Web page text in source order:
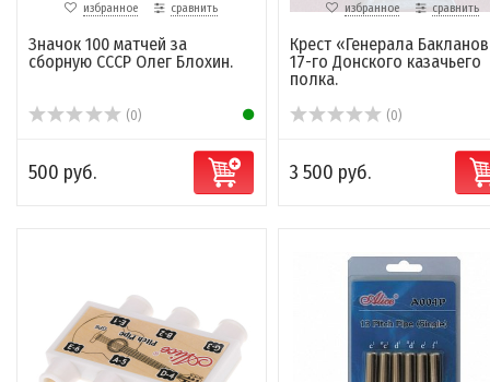
избранное сравнить
Значок 100 матчей за
сборную СССР Олег Блохин.
(0)
500 руб.
избранное сравнить
Крест «Генерала
17-го Донского казачьего
полка.
(0)
3 500 руб.